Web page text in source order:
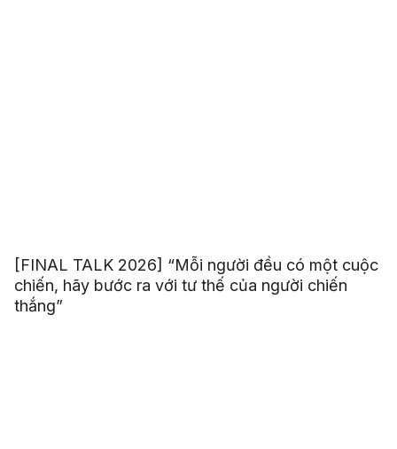
[FINAL TALK 2026] “Mỗi người đều có một cuộc
chiến, hãy bước ra với tư thế của người chiến
thắng”